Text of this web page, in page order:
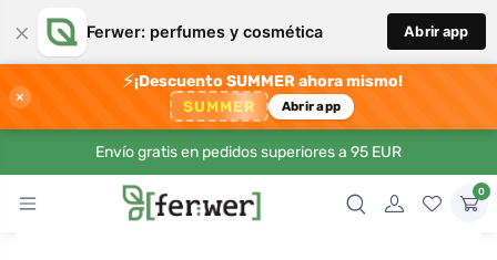
× Ferwer: perfumes y cosmética Abrir app
×
⚡¡Descuento SUMMER ahora mismo!
SUMMER Abrir app
Envío gratis en pedidos superiores a 95 EUR
0